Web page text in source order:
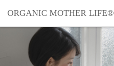
ORGANIC MOTHER LIFE®︎